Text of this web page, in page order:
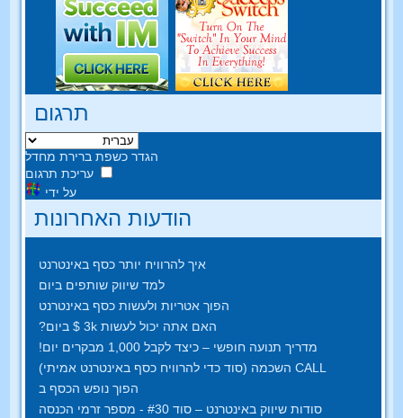
תרגום
הגדר כשפת ברירת מחדל
עריכת תרגום
על ידי
הודעות האחרונות
איך להרוויח יותר כסף באינטרנט
למד שיווק שותפים ביום
הפוך אטריות ולעשות כסף באינטרנט
האם אתה יכול לעשות 3k $ ביום?
מדריך תנועה חופשי – כיצד לקבל 1,000 מבקרים יום!
CALL השכמה (סוד כדי להרוויח כסף באינטרנט אמיתי)
הפוך נופש הכסף ב
סודות שיווק באינטרנט – סוד #30 - מספר זרמי הכנסה